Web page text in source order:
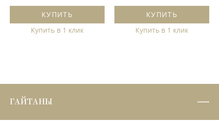
КУПИТЬ
Купить в 1 клик
КУПИТЬ
Купить в 1 клик
ГАЙТАНЫ